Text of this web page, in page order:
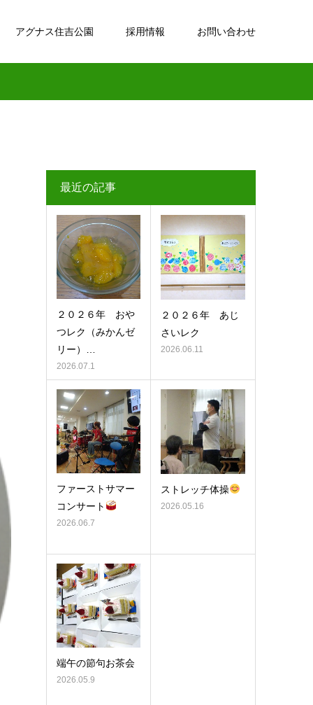
アグナス住吉公園 採用情報 お問い合わせ
最近の記事
２０２６年 おや
つレク（みかんゼ
リー）…
2026.07.1
２０２６年 あじ
さいレク
2026.06.11
ファーストサマー
コンサート
2026.06.7
ストレッチ体操
2026.05.16
端午の節句お茶会
2026.05.9